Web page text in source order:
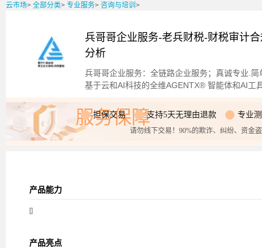
云市场> 全部分类> 专业服务> 咨询与培训 >
兵哥哥企业服务-老兵财税-财税审计
分析
兵哥哥企业服务：全链路企业服务；真诚专业.
基于云和AI科技的全维AGENTX® 智能体和AI工
服务保障
担保交易 支持5天无理由退款 专业
请勿线下交易！90%的欺诈、纠纷、资金
产品能力
[]
产品亮点